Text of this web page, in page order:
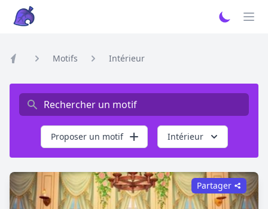
Motifs Intérieur
Rechercher un motif
Proposer un motif Intérieur
Partager